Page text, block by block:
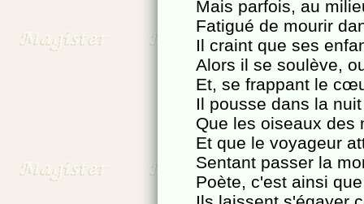
Mais parfois, au
Fatigué de mourir
Il craint que ses
Alors il se soulève,
Et, se frappant le
Il pousse dans la
Que les oiseaux des
Et que le voyageur
Sentant passer la
Poète, c'est ainsi